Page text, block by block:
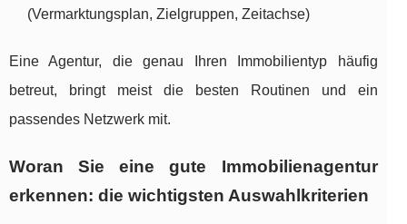
(Vermarktungsplan, Zielgruppen, Zeitachse)
Eine Agentur, die genau Ihren Immobilientyp häufig
betreut, bringt meist die besten Routinen und ein
passendes Netzwerk mit.
Woran Sie eine gute Immobilienagentur
erkennen: die wichtigsten Auswahlkriterien